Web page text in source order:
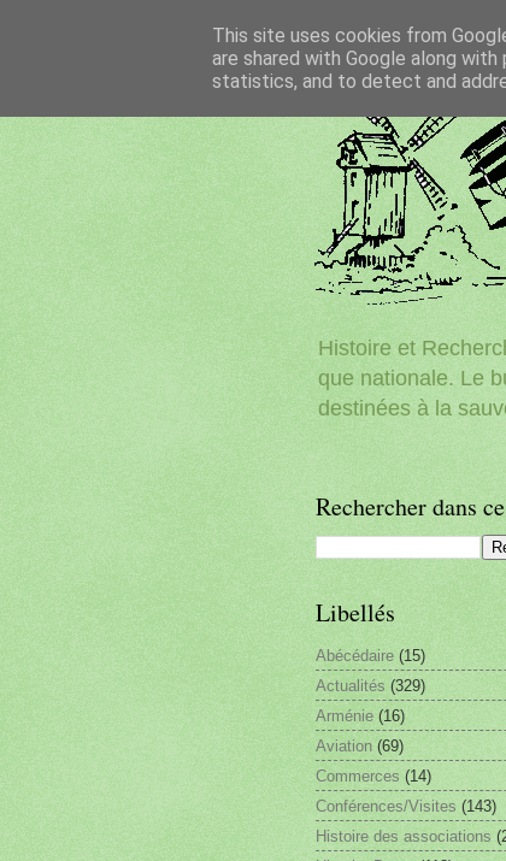
Histoire et
que nationale. Le
destinées à la
Rechercher dans
Libellés
Abécédaire (15)
Actualités (329)
Arménie (16)
Aviation (69)
Commerces (14)
Conférences/Visites (143)
Histoire des associations
This site uses cookies from
are shared with Google along
statistics, and to detect and